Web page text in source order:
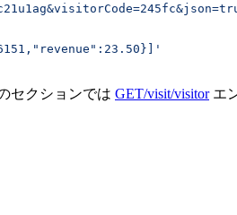
セクションでは GET/visit/visitorエ